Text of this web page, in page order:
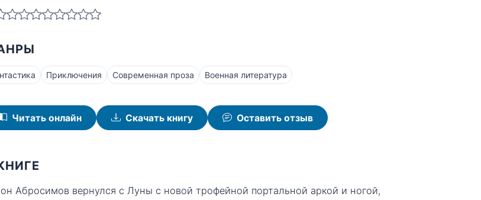
Приключения Современная проза Военная литература
Читать онлайн Скачать книгу Оставить отзыв
Абросимов вернулся с Луны с новой трофейной портальной аркой и ногой,